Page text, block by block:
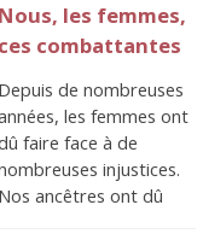
les femmes,
combattantes
de nombreuses
les femmes ont
faire face à de
injustices.
ancêtres ont dû